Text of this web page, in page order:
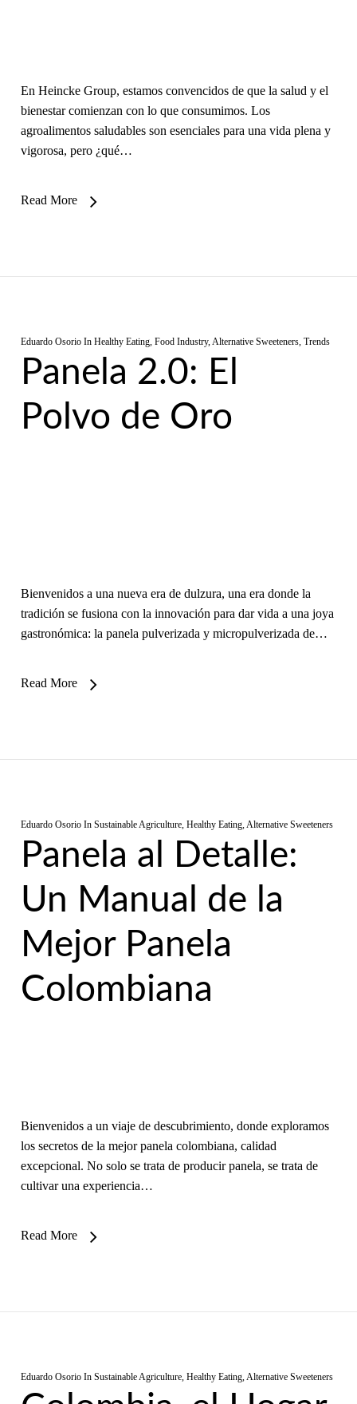
En Heincke Group, estamos convencidos de que la salud y el
bienestar comienzan con lo que consumimos. Los
agroalimentos saludables son esenciales para una vida plena y
vigorosa, pero ¿qué…
Read More
Eduardo Osorio In Healthy Eating, Food Industry,Alternative Sweeteners, Trends
Panela 2.0: El
Polvo de Oro
Bienvenidos a una nueva era de dulzura, una era donde la
tradición se fusiona con la innovación para dar vida a una joya
gastronómica: la panela pulverizada y micropulverizada de…
Read More
Eduardo Osorio In Sustainable Agriculture, Healthy Eating,Alternative Sweeteners
Panela al Detalle:
Un Manual de la
Mejor Panela
Colombiana
Bienvenidos a un viaje de descubrimiento, donde exploramos
los secretos de la mejor panela colombiana, calidad
excepcional. No solo se trata de producir panela, se trata de
cultivar una experiencia…
Read More
Eduardo Osorio In Sustainable Agriculture, Healthy Eating,Alternative Sweeteners